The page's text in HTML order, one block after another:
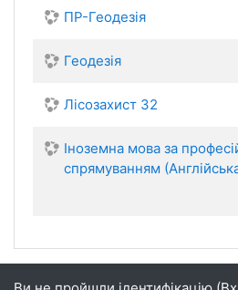
ПР-Геодезія
Геодезія
Лісозахист 32
Іноземна мова за
спрямуванням